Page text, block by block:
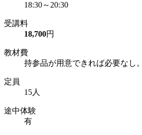
18:30～20:30
受講料
18,700円
教材費
持参品が用意できれば必要なし。
定員
15人
途中体験
有